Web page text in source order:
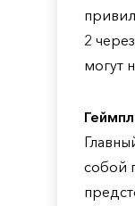
2
могут
собой